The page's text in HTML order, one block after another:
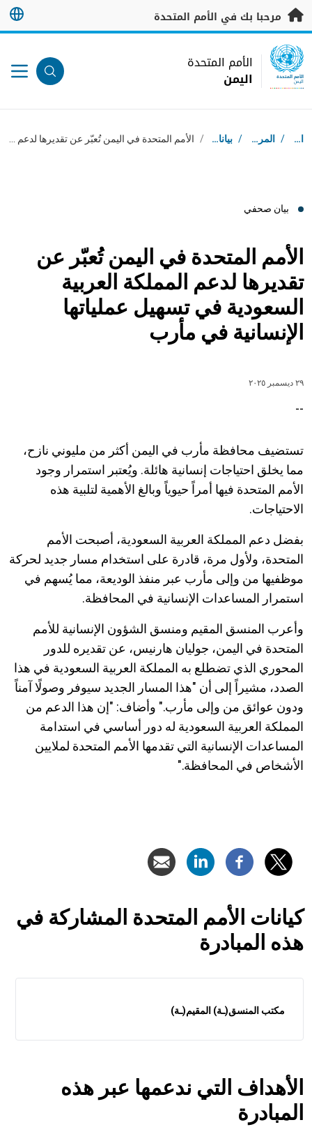
تخطى إلى المحتوى الرئيسي
مرحبا بك في الأمم المتحدة
UN Logo
الأمم المتحدة
اليمن
الأمم المتحدة
اليمن
مسار التنقل
استقبال / المركز الإعلامي / بيانات صحفية /
بيان صحفي
الأمم المتحدة في اليمن تُعبّر عن
تقديرها لدعم المملكة العربية
السعودية في تسهيل عملياتها
الإنسانية في مأرب
٢٩ ديسمبر ٢٠٢٥
--
تستضيف محافظة مأرب في اليمن أكثر من مليوني نازح،
مما يخلق احتياجات إنسانية هائلة. ويُعتبر استمرار وجود
الأمم المتحدة فيها أمراً حيوياً وبالغ الأهمية لتلبية هذه
الاحتياجات.
بفضل دعم المملكة العربية السعودية، أصبحت الأمم
المتحدة، ولأول مرة، قادرة على استخدام مسار جديد لحركة
موظفيها من وإلى مأرب عبر منفذ الوديعة، مما يُسهم في
استمرار المساعدات الإنسانية في المحافظة.
وأعرب المنسق المقيم ومنسق الشؤون الإنسانية للأمم
المتحدة في اليمن، جوليان هارنيس، عن تقديره للدور
المحوري الذي تضطلع به المملكة العربية السعودية في هذا
الصدد، مشيراً إلى أن "هذا المسار الجديد سيوفر وصولًا آمناً
ودون عوائق من وإلى مأرب." وأضاف: "إن هذا الدعم من
المملكة العربية السعودية له دور أساسي في استدامة
المساعدات الإنسانية التي تقدمها الأمم المتحدة لملايين
الأشخاص في المحافظة."
كيانات الأمم المتحدة المشاركة في
هذه المبادرة
مكتب المنسق(ـة) المقيم(ـة)
الأهداف التي ندعمها عبر هذه
المبادرة